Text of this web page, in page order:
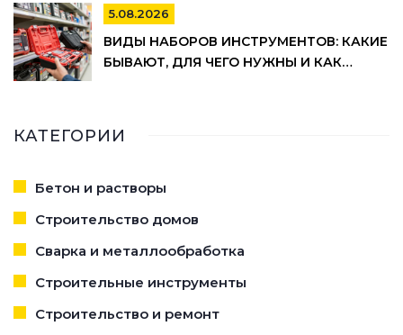
СЭКОНОМИТЬ
5.08.2026
ВИДЫ НАБОРОВ ИНСТРУМЕНТОВ: КАКИЕ
БЫВАЮТ, ДЛЯ ЧЕГО НУЖНЫ И КАК
КАТЕГОРИИ
Бетон и растворы
Строительство домов
Сварка и металлообработка
Строительные инструменты
Строительство и ремонт